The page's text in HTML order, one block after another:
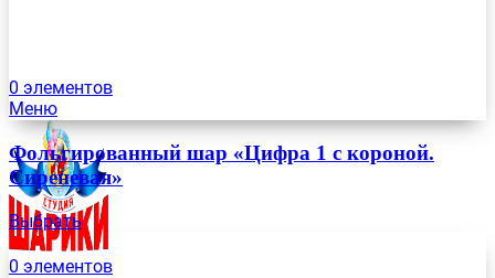
0 элементов
Меню
0 элементов
Фольгированный шар «Цифра 1 с короной.
Сиреневая»
Выбрать